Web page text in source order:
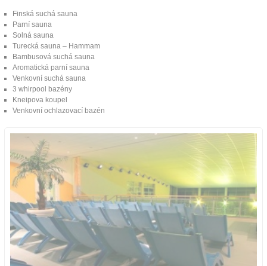
Finská suchá sauna
Parní sauna
Solná sauna
Turecká sauna – Hammam
Bambusová suchá sauna
Aromatická parní sauna
Venkovní suchá sauna
3 whirpool bazény
Kneipova koupel
Venkovní ochlazovací bazén